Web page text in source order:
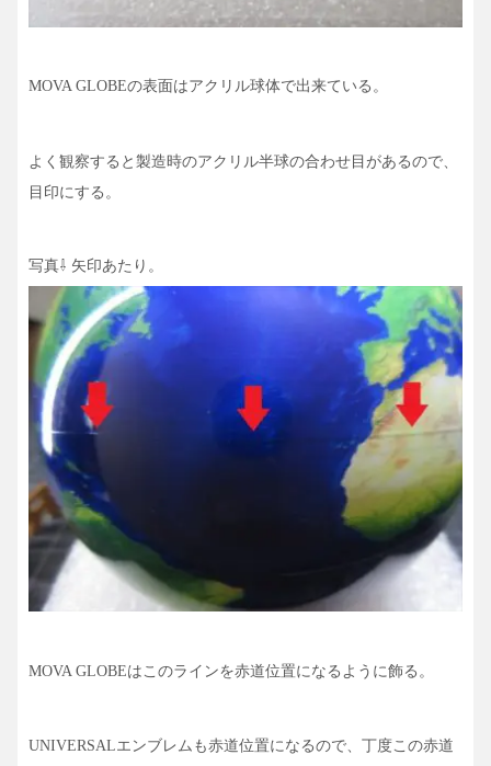
MOVA GLOBEの表面はアクリル球体で出来ている。
よく観察すると製造時のアクリル半球の合わせ目があるので、
目印にする。
写真⇩ 矢印あたり。
MOVA GLOBEはこのラインを赤道位置になるように飾る。
UNIVERSALエンブレムも赤道位置になるので、丁度この赤道